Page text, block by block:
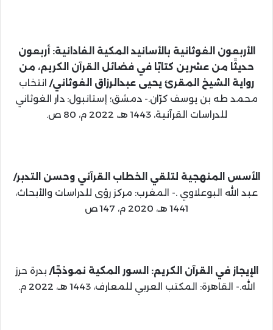
الأربعون الغوثانية بالأسانيد المكية الفادانية: أربعون
حديثًا من عشرين كتابًا في فضائل القرآن الكريم، من
رواية الشيخ المقرئ يحيى عبدالرزاق الغوثاني/ انتخاب
محمد طه بن يوسف كرّان.- دمشق؛ إستانبول: دار الغوثاني
للدراسات القرآنية، 1443 هـ، 2022 م، 80 ص.
الأسس المنهجية لتلقي الخطاب القرآني وحسن التدبر/
عبد الله البوعلاوي .- المغرب: مركز رؤى للدراسات والأبحاث،
1441 هـ، 2020 م، 147 ص
الإيجاز في القرآن الكريم: السور المكية نموذجًا/ بدرة حرز
الله.- القاهرة: المكتب العربي للمعارف، 1443 هـ، 2022 م.